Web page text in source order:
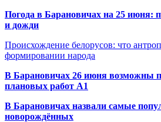
Погода в Барановичах на 25 июня:
и дожди
Происхождение белорусов: что
формировании народа
В Барановичах 26 июня возможны
плановых работ A1
В Барановичах назвали самые
новорождённых